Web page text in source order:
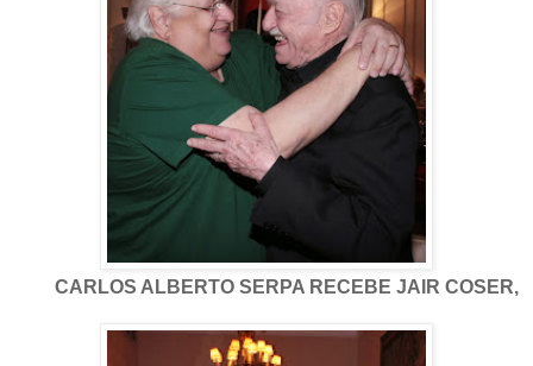
CARLOS ALBERTO SERPA RECEBE JAIR COSER,